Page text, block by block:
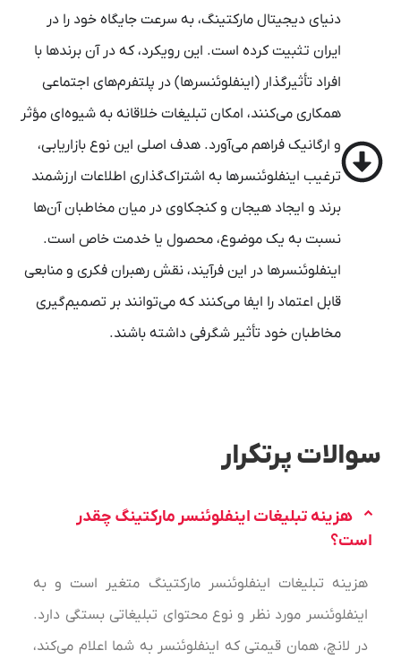
دنیای دیجیتال مارکتینگ، به سرعت جایگاه خود را در
ایران تثبیت کرده است. این رویکرد، که در آن برندها با
افراد تأثیرگذار (اینفلوئنسرها) در پلتفرم‌های اجتماعی
همکاری می‌کنند، امکان تبلیغات خلاقانه به شیوه‌ای مؤثر
و ارگانیک فراهم می‌آورد. هدف اصلی این نوع بازاریابی،
ترغیب اینفلوئنسرها به اشتراک‌گذاری اطلاعات ارزشمند
برند و ایجاد هیجان و کنجکاوی در میان مخاطبان آن‌ها
نسبت به یک موضوع، محصول یا خدمت خاص است.
اینفلوئنسرها در این فرآیند، نقش رهبران فکری و منابعی
قابل اعتماد را ایفا می‌کنند که می‌توانند بر تصمیم‌گیری
مخاطبان خود تأثیر شگرفی داشته باشند.
سوالات پرتکرار
هزینه تبلیغات اینفلوئنسر مارکتینگ چقدر
است؟
هزینه تبلیغات اینفلوئنسر مارکتینگ متغیر است و به
اینفلوئنسر مورد نظر و نوع محتوای تبلیغاتی بستگی دارد.
در لانچ، همان قیمتی که اینفلوئنسر به شما اعلام می‌کند،